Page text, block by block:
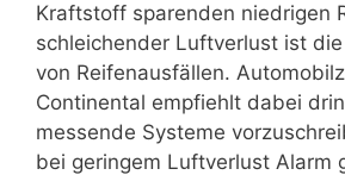
Kraftstoff sparenden niedrigen
schleichender Luftverlust ist
von Reifenausfällen.
Continental empfiehlt dabei
messende Systeme
bei geringem Luftverlust Alarm